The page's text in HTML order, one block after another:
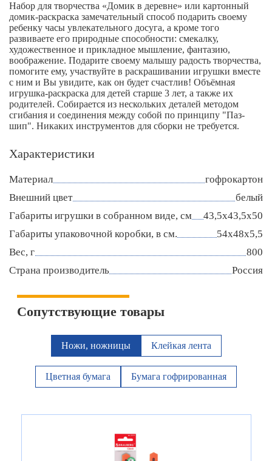
Набор для творчества «Домик в деревне» или картонный
домик-раскраска замечательный способ подарить своему
ребенку часы увлекательного досуга, а кроме того
развиваете его природные способности: смекалку,
художественное и прикладное мышление, фантазию,
воображение. Подарите своему малышу радость творчества,
помогите ему, участвуйте в раскрашивании игрушки вместе
с ним и Вы увидите, как он будет счастлив! Объёмная
игрушка-раскраска для детей старше 3 лет, а также их
родителей. Собирается из нескольких деталей методом
сгибания и соединения между собой по принципу "Паз-
шип". Никаких инструментов для сборки не требуется.
Характеристики
Материал
гофрокартон
Внешний цвет
белый
Габариты игрушки в собранном виде, см
43,5х43,5х50
Габариты упаковочной коробки, в см.
54х48х5,5
Вес, г
800
Страна производитель
Россия
Сопутствующие товары
Ножи, ножницы Клейкая лента
Цветная бумага Бумага гофрированная